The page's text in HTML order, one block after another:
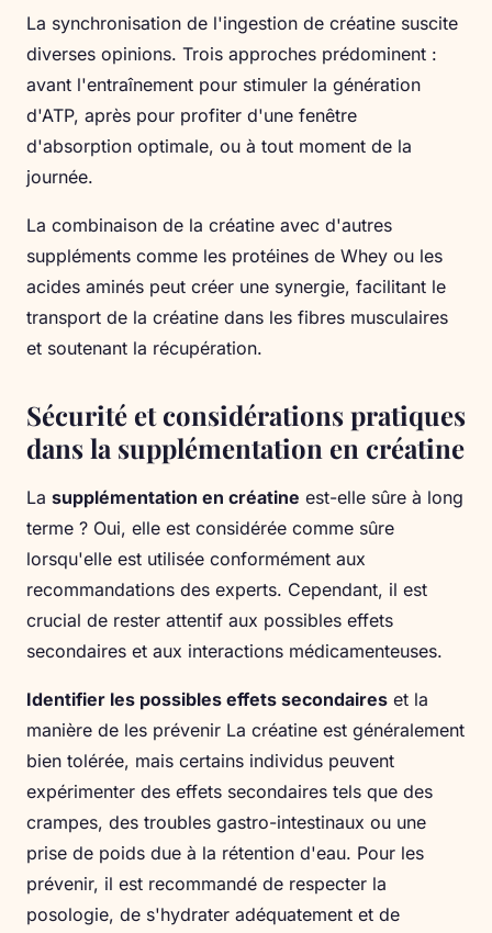
La synchronisation de l'ingestion de créatine suscite
diverses opinions. Trois approches prédominent :
avant l'entraînement pour stimuler la génération
d'ATP, après pour profiter d'une fenêtre
d'absorption optimale, ou à tout moment de la
journée.
La combinaison de la créatine avec d'autres
suppléments comme les protéines de Whey ou les
acides aminés peut créer une synergie, facilitant le
transport de la créatine dans les fibres musculaires
et soutenant la récupération.
Sécurité et considérations pratiques
dans la supplémentation en créatine
La supplémentation en créatine est-elle sûre à long
terme ? Oui, elle est considérée comme sûre
lorsqu'elle est utilisée conformément aux
recommandations des experts. Cependant, il est
crucial de rester attentif aux possibles effets
secondaires et aux interactions médicamenteuses.
Identifier les possibles effets secondaires et la
manière de les prévenir La créatine est généralement
bien tolérée, mais certains individus peuvent
expérimenter des effets secondaires tels que des
crampes, des troubles gastro-intestinaux ou une
prise de poids due à la rétention d'eau. Pour les
prévenir, il est recommandé de respecter la
posologie, de s'hydrater adéquatement et de